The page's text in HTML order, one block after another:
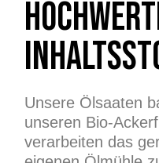
Unsere Ölsaaten
unseren Bio-
verarbeiten das